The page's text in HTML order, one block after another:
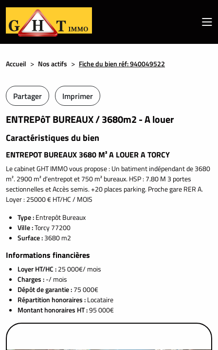
Accueil Nos actifs Fiche du bien réf: 940049522
ENTREPôT BUREAUX / 3680m2 - A louer
Caractéristiques du bien
Partager Imprimer
ENTREPOT BUREAUX 3680 M² A LOUER A TORCY
Le cabinet GHT IMMO vous propose : Un batiment indépendant de 3680
m². 2900 m² d'entrepot et 750 m² bureaux. HSP : 7.80 M 3 portes
sectionnelles et Accès semis. +20 places parking. Proche gare RER A.
Loyer : 25000 € HT/HC / MOIS
Type :Entrepôt Bureaux
Ville :Torcy 77200
Surface :3680 m2
Informations financières
Loyer HT/HC :25 000€/ mois
Charges :-/ mois
Dépôt de garantie :75 000€
Répartition honoraires :Locataire
Montant honoraires HT :95 000€